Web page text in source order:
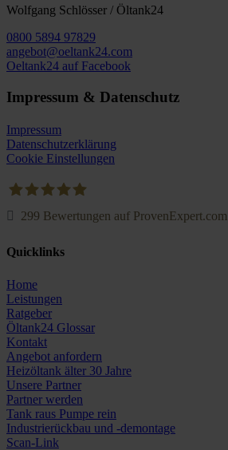
Wolfgang Schlösser / Öltank24
0800 5894 97829
angebot@oeltank24.com
Oeltank24 auf Facebook
Impressum & Datenschutz
Impressum
Datenschutzerklärung
Cookie Einstellungen
299 Bewertungen auf ProvenExpert.com
Quicklinks
Home
Leistungen
Ratgeber
Öltank24 Glossar
Kontakt
Angebot anfordern
Heizöltank älter 30 Jahre
Unsere Partner
Partner werden
Tank raus Pumpe rein
Industrierückbau und -demontage
Scan-Link